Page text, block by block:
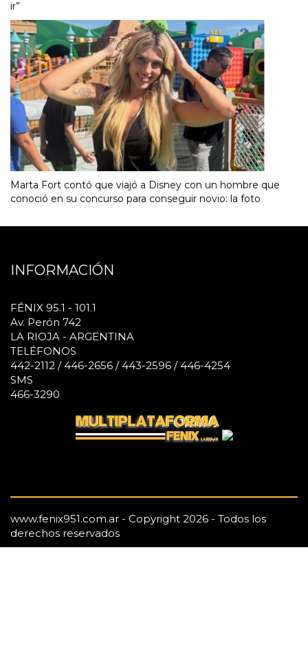
ir”
Marta Fort contó que viajó a Disney con un hombre que
conoció en su concurso para conseguir novio: la foto
INFORMACIÓN
FÉNIX 95.1 - 101.1
Av. Perón 742
LA RIOJA - ARGENTINA
TELÉFONOS
442-2112 / 446-2656 / 443-2596 / 446-4254
SMS
466-3290
www.fenix951.com.ar - Copyright 2026 - Todos los
derechos reservados